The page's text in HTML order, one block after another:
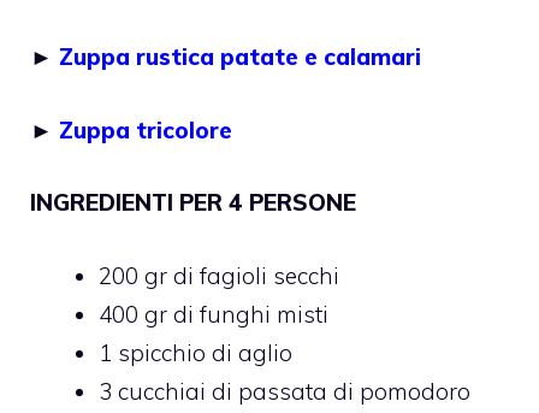
► Zuppa rustica patate e calamari
► Zuppa tricolore
INGREDIENTI PER 4 PERSONE
200 gr di fagioli secchi
400 gr di funghi misti
1 spicchio di aglio
3 cucchiai di passata di pomodoro